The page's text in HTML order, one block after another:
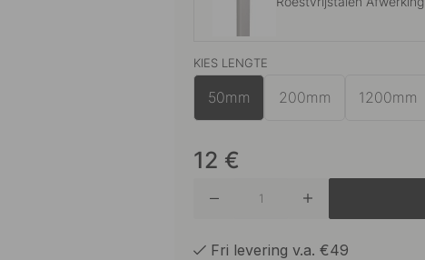
KIES LENGTE
50mm 200mm 1200mm
12 €
Fri levering v.a. €49